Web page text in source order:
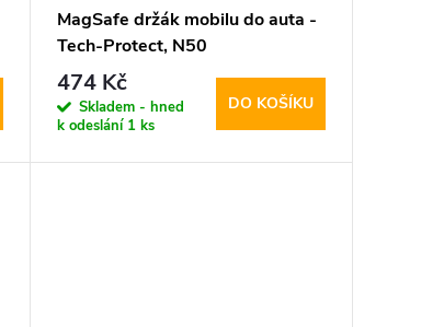
MagSafe držák mobilu do auta -
Tech-Protect, N50
474 Kč
Skladem - hned
k odeslání 1 ks
DO KOŠÍKU